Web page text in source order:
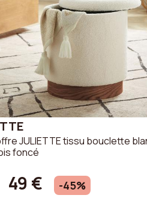
d'assise 42
38 cm
JULIETTE tissu bouclette
foncé
49 € -45%